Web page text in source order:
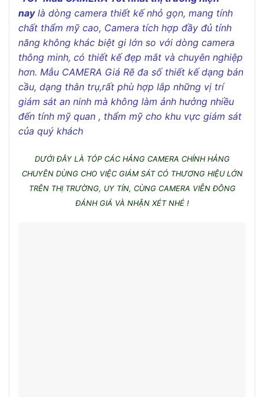
naylà dòng camera thiết kế nhỏ gọn, mang tính
chất thẩm mỹ cao, Camera tích hợp đầy đủ tính
năng không khác biệt gi lớn so với dòng camera
thông minh, có thiết kế đẹp mắt và chuyên nghiệp
hơn. Mẫu CAMERA Giá Rẽ đa số thiết kế dạng bán
cầu, dạng thân trụ,rất phù hợp lắp những vị trí
giám sát an ninh mà không làm ảnh hưởng nhiều
đến tính mỹ quan , thẩm mỹ cho khu vực giám sát
của quý khách
DƯỚI ĐÂY LÀ TÓP CÁC HẢNG CAMERA CHÍNH HẢNG
CHUYÊN DÙNG CHO VIỆC GIÁM SÁT CÓ THƯƠNG HIỆU LỚN
TRÊN THỊ TRƯỜNG, UY TÍN, CÙNG CAMERA VIỄN ĐÔNG
ĐÁNH GIÁ VÀ NHẬN XÉT NHÉ !